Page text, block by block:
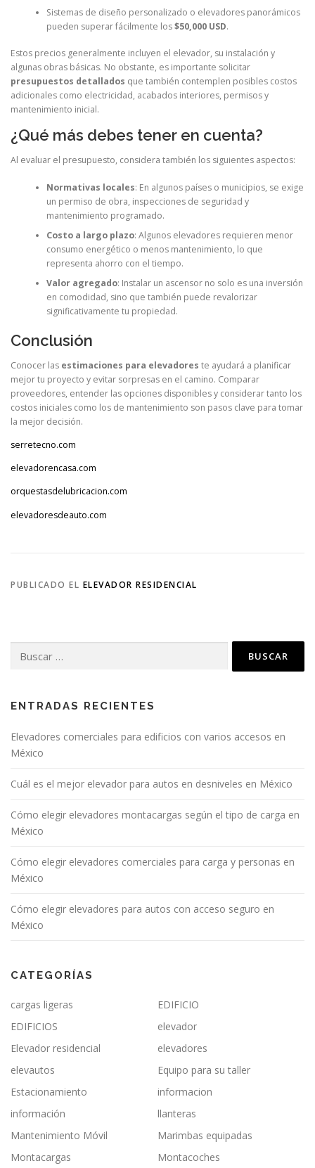
Sistemas de diseño personalizado o elevadores panorámicos
pueden superar fácilmente los$50,000 USD.
Estos precios generalmente incluyen el elevador, su instalación y
algunas obras básicas. No obstante, es importante solicitar
presupuestos detallados que también contemplen posibles costos
adicionales como electricidad, acabados interiores, permisos y
mantenimiento inicial.
¿Qué más debes tener en cuenta?
Al evaluar el presupuesto, considera también los siguientes aspectos:
Normativas locales: En algunos países o municipios, se exige
un permiso de obra, inspecciones de seguridad y
mantenimiento programado.
Costo a largo plazo: Algunos elevadores requieren menor
consumo energético o menos mantenimiento, lo que
representa ahorro con el tiempo.
Valor agregado: Instalar un ascensor no solo es una inversión
en comodidad, sino que también puede revalorizar
significativamente tu propiedad.
Conclusión
Conocer las estimaciones para elevadores te ayudará a planificar
mejor tu proyecto y evitar sorpresas en el camino. Comparar
proveedores, entender las opciones disponibles y considerar tanto los
costos iniciales como los de mantenimiento son pasos clave para tomar
la mejor decisión.
serretecno.com
elevadorencasa.com
orquestasdelubricacion.com
elevadoresdeauto.com
PUBLICADO EL ELEVADOR RESIDENCIAL
ENTRADAS RECIENTES
Elevadores comerciales para edificios con varios accesos en
México
Cuál es el mejor elevador para autos en desniveles en México
Cómo elegir elevadores montacargas según el tipo de carga en
México
Cómo elegir elevadores comerciales para carga y personas en
México
Cómo elegir elevadores para autos con acceso seguro en
México
CATEGORÍAS
cargas ligeras
EDIFICIO
EDIFICIOS
elevador
Elevador residencial
elevadores
elevautos
Equipo para su taller
Estacionamiento
informacion
información
llanteras
Mantenimiento Móvil
Marimbas equipadas
Montacargas
Montacoches